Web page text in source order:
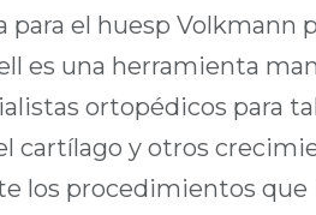
para el huesp Volkmann
es una herramienta
ortopédicos para
cartílago y otros
los procedimientos que